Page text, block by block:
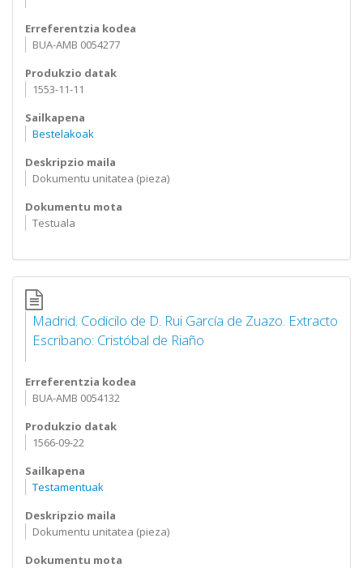
Erreferentzia kodea
BUA-AMB 0054277
Produkzio datak
1553-11-11
Sailkapena
Bestelakoak
Deskripzio maila
Dokumentu unitatea (pieza)
Dokumentu mota
Testuala
Madrid. Codicilo de D. Rui García de Zuazo. Extracto
Escribano: Cristóbal de Riaño
Erreferentzia kodea
BUA-AMB 0054132
Produkzio datak
1566-09-22
Sailkapena
Testamentuak
Deskripzio maila
Dokumentu unitatea (pieza)
Dokumentu mota